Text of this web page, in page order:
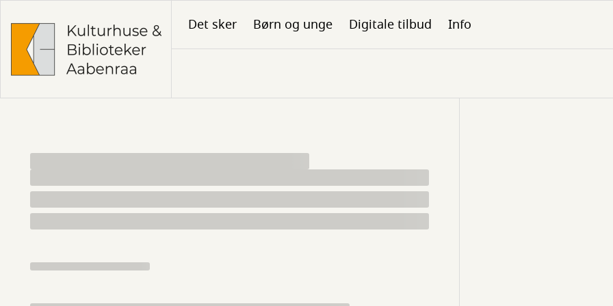
hovedindhold
Det sker Børn og unge Digitale tilbud Info